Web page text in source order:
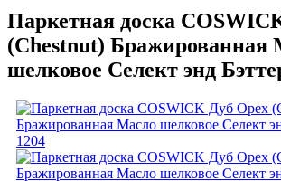
Паркетная доска
(Chestnut) Бражированная
шелковое Селект энд